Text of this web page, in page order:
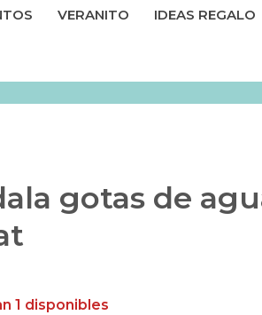
VERANITO IDEAS REGALO
gotas de
1 disponibles